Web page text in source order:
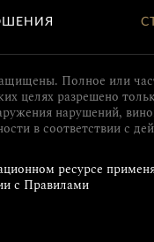
Полное или
целях разрешено
нарушений,
в соответствии с
ресурсе
с Правилами